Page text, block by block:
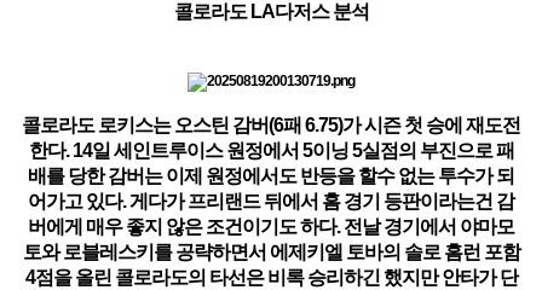
콜로라도 LA다저스 분석
콜로라도 로키스는 오스틴 감버(6패 6.75)가 시즌 첫 승에 재도전
한다. 14일 세인트루이스 원정에서 5이닝 5실점의 부진으로 패
배를 당한 감버는 이제 원정에서도 반등을 할수 없는 투수가 되
어가고 있다. 게다가 프리랜드 뒤에서 홈 경기 등판이라는건 감
버에게 매우 좋지 않은 조건이기도 하다. 전날 경기에서 야마모
토와 로블레스키를 공략하면서 에제키엘 토바의 솔로 홈런 포함
4점을 올린 콜로라도의 타선은 비록 승리하긴 했지만 안타가 단